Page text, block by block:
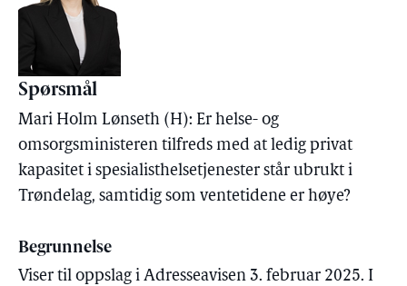
Spørsmål
Mari Holm Lønseth (H): Er helse- og
omsorgsministeren tilfreds med at ledig privat
kapasitet i spesialisthelsetjenester står ubrukt i
Trøndelag, samtidig som ventetidene er høye?
Begrunnelse
Viser til oppslag i Adresseavisen 3. februar 2025. I